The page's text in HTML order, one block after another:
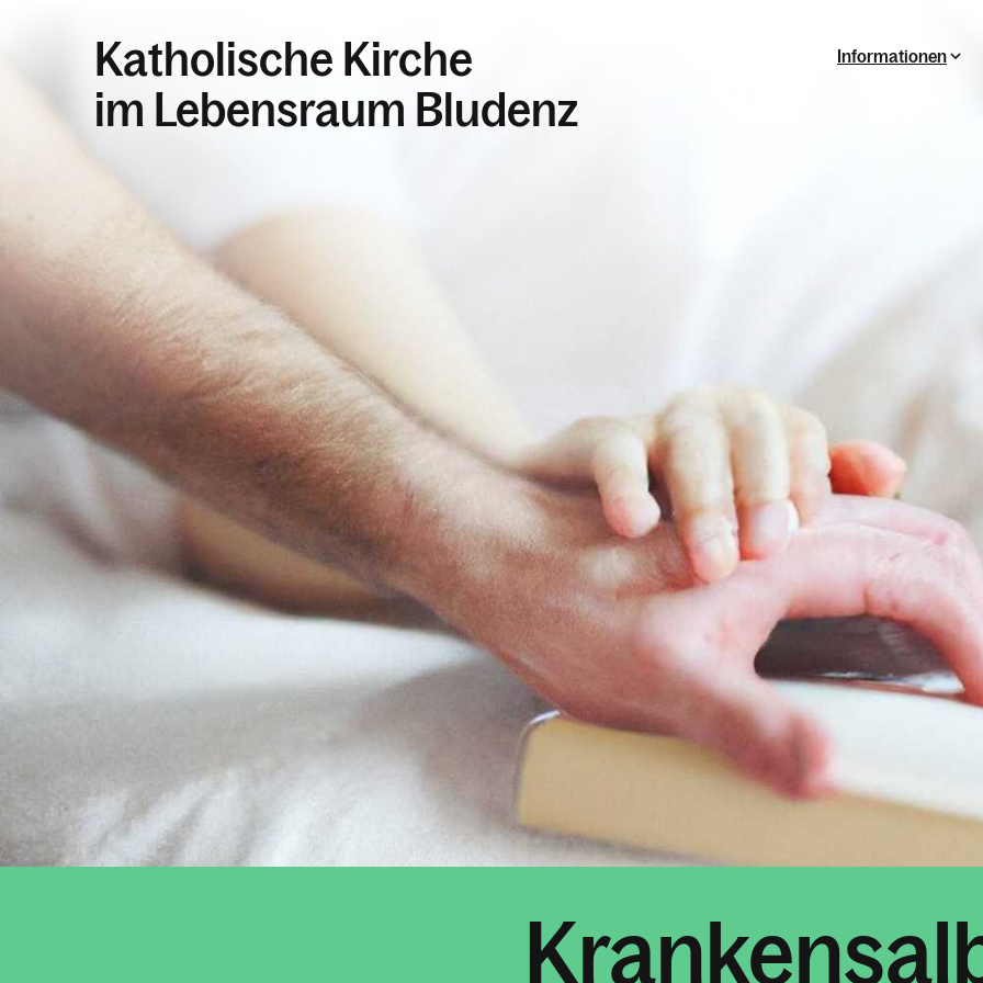
Katholische Kirche
im Lebensraum Bludenz
Informationen